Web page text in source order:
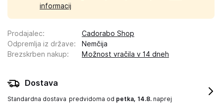
informacij
Prodajalec:
Cadorabo Shop
Odpremlja iz države:
Nemčija
Brezskrben nakup: Možnost vračila v 14 dneh
Dostava
Standardna dostava predvidoma od petka, 14.8. naprej